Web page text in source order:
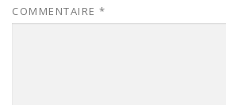
COMMENTAIRE *